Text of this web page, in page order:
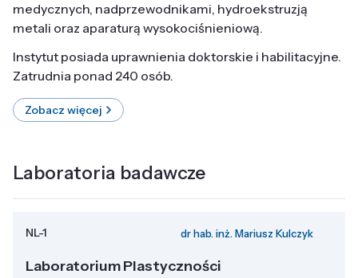
medycznych, nadprzewodnikami, hydroekstruzją
metali oraz aparaturą wysokociśnieniową.
Instytut posiada uprawnienia doktorskie i habilitacyjne.
Zatrudnia ponad 240 osób.
Zobacz więcej
Laboratoria badawcze
NL-1 dr hab. inż. Mariusz Kulczyk
Laboratorium Plastyczności